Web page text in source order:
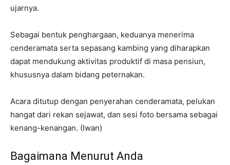
ujarnya.
Sebagai bentuk penghargaan, keduanya menerima
cenderamata serta sepasang kambing yang diharapkan
dapat mendukung aktivitas produktif di masa pensiun,
khususnya dalam bidang peternakan.
Acara ditutup dengan penyerahan cenderamata, pelukan
hangat dari rekan sejawat, dan sesi foto bersama sebagai
kenang-kenangan. (Iwan)
Bagaimana Menurut Anda